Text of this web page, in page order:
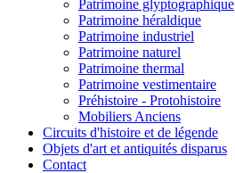
Patrimoine glyptographique
Patrimoine héraldique
Patrimoine industriel
Patrimoine naturel
Patrimoine thermal
Patrimoine vestimentaire
Préhistoire - Protohistoire
Mobiliers Anciens
Circuits d'histoire et de légende
Objets d'art et antiquités disparus
Contact